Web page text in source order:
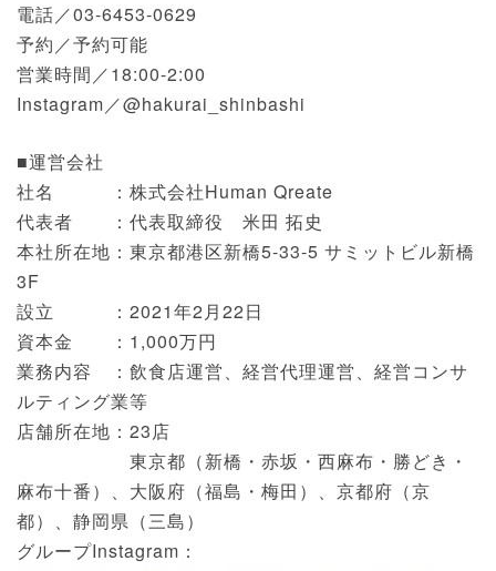
電話／03-6453-0629
予約／予約可能
営業時間／18:00-2:00
Instagram／@hakurai_shinbashi
■運営会社
社名 ：株式会社Human Qreate
代表者 ：代表取締役 米田 拓史
本社所在地：東京都港区新橋5-33-5 サミットビル新橋
3F
設立 ：2021年2月22日
資本金 ：1,000万円
業務内容 ：飲食店運営、経営代理運営、経営コンサ
ルティング業等
店舗所在地：23店
東京都（新橋・赤坂・西麻布・勝どき・
麻布十番）、大阪府（福島・梅田）、京都府（京
都）、静岡県（三島）
グループInstagram：